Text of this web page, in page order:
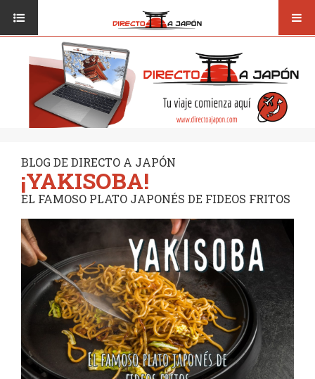
CONSEJOS
DESTINOS
SEGUROS
ISI JAPANESE LANGUAGE SCHOOL
BLOG DE DIRECTO A JAPÓN
¡YAKISOBA!
EL FAMOSO PLATO JAPONÉS DE FIDEOS FRITOS
VIAJAR A JAPÓN
VUELOS
TRANSPORTE
DESTINOS
RUTAS / MAPAS
CULTURA
RESTAURANTES
SEGUROS